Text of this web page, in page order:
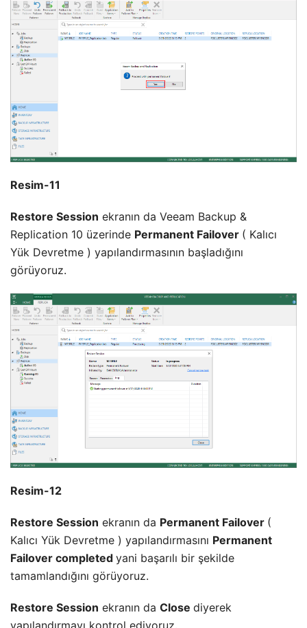
Resim-11
Restore Session ekranın da Veeam Backup &
Replication 10 üzerinde Permanent Failover ( Kalıcı
Yük Devretme ) yapılandırmasının başladığını
görüyoruz.
Resim-12
Restore Session ekranın da Permanent Failover (
Kalıcı Yük Devretme ) yapılandırmasını Permanent
Failover completed yani başarılı bir şekilde
tamamlandığını görüyoruz.
Restore Session ekranın da Close diyerek
yapılandırmayı kontrol ediyoruz.